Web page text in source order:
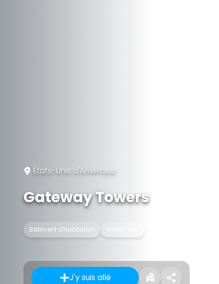
États-Unis d'Amérique
Gateway Towers
Bâtiment d'habitation Gratte-ciel
J'y suis allé